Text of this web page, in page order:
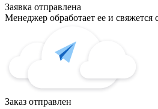
Заявка отправлена
Менеджер обработает ее и свяжется
Заказ отправлен